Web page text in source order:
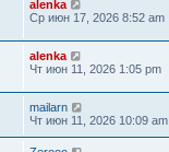
alenka
Ср июн 17, 2026 8:52 am
alenka
Чт июн 11, 2026 1:05 pm
mailarn
Чт июн 11, 2026 10:09 am